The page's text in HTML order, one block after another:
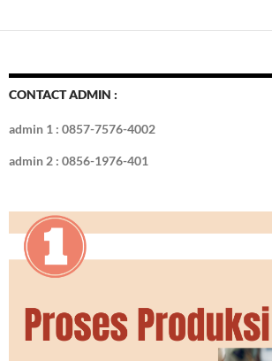
CONTACT ADMIN :
admin 1 : 0857-7576-4002
admin 2 : 0856-1976-401